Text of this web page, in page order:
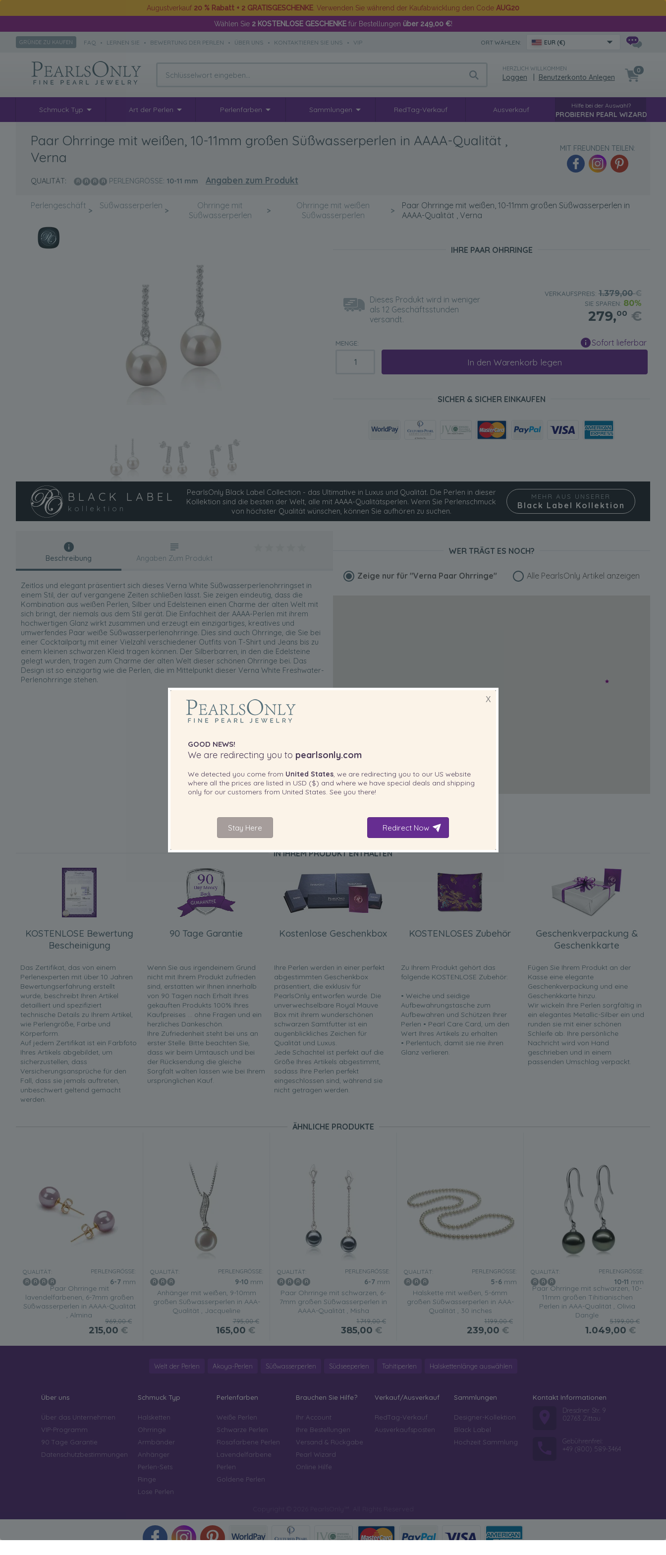
Augustverkauf 20 % Rabatt + 2 GRATISGESCHENKE . Verwenden Sie während der Kaufabwicklung den Code AUG20
Wählen Sie 2 KOSTENLOSE GESCHENKEfür Bestellungen über 249,00 €!
GRÜNDE ZU KAUFEN FAQ • LERNEN SIE • BEWERTUNG DER PERLEN • ÜBER UNS • KONTAKTIEREN SIE UNS • VIP ORT WÄHLEN: EUR (€)
HERZLICH WILLKOMMEN
Loggen Benutzerkonto Anlegen
0
Schmuck Typ Art der Perlen Perlenfarben Sammlungen RedTag-Verkauf Ausverkauf Hilfe bei der Auswahl?
PROBIEREN PEARL WIZARD
Paar Ohrringe mit weißen, 10-11mm großen Süßwasserperlen in AAAA-Qualität ,
Verna
QUALITÄT: PERLENGRÖSSE: 10-11 mm Angaben zum Produkt
MIT FREUNDEN TEILEN:
Perlengeschäft > Süßwasserperlen >
Ohrringe mit
Süßwasserperlen
>
Ohrringe mit weißen
Süßwasserperlen
>
Paar Ohrringe mit weißen, 10-11mm großen Süßwasserperlen in
AAAA-Qualität , Verna
IHRE PAAR OHRRINGE
Dieses Produkt wird in weniger
als 12 Geschäftsstunden
versandt.
VERKAUFSPREIS:1.379,00€
SIE SPAREN: 80%
279,00 €
MENGE: Sofort lieferbar
In den Warenkorb legen
SICHER & SICHER EINKAUFEN
BLACK LABEL
kollektion
PearlsOnly Black Label Collection - das Ultimative in Luxus und Qualität. Die Perlen in dieser
Kollektion sind die besten der Welt, alle mit AAAA-Qualitätsperlen. Wenn Sie Perlenschmuck
von höchster Qualität wünschen, können Sie aufhören zu suchen.
MEHR AUS UNSERER
Black Label Kollektion
Beschreibung
Zeitlos und elegant präsentiert sich dieses Verna White Süßwasserperlenohrringset in
einem Stil, der auf vergangene Zeiten schließen lässt. Sie zeigen eindeutig, dass die
Kombination aus weißen Perlen, Silber und Edelsteinen einen Charme der alten Welt mit
sich bringt, der niemals aus dem Stil gerät. Die Einfachheit der AAAA-Perlen mit ihrem
hochwertigen Glanz wirkt zusammen und erzeugt ein einzigartiges, kreatives und
umwerfendes Paar weiße Süßwasserperlenohrringe. Dies sind auch Ohrringe, die Sie bei
einer Cocktailparty mit einer Vielzahl verschiedener Outfits von T-Shirt und Jeans bis zu
einem kleinen schwarzen Kleid tragen können. Der Silberbarren, in den die Edelsteine
gelegt wurden, tragen zum Charme der alten Welt dieser schönen Ohrringe bei. Das
Design ist so einzigartig wie die Perlen, die im Mittelpunkt dieser Verna White Freshwater-
Perlenohrringe stehen.
Angaben Zum Produkt
WER TRÄGT ES NOCH?
Zeige nur für"Verna Paar Ohrringe" Alle PearlsOnly Artikel anzeigen
IN IHREM PRODUKT ENTHALTEN
KOSTENLOSE Bewertung
Bescheinigung
Das Zertifikat, das von einem
Perlenexperten mit über 10 Jahren
Bewertungserfahrung erstellt
wurde, beschreibt Ihren Artikel
detailliert und spezifiziert
technische Details zu Ihrem Artikel,
wie Perlengröße, Farbe und
Körperform.
Auf jedem Zertifikat ist ein Farbfoto
Ihres Artikels abgebildet, um
sicherzustellen, dass
Versicherungsansprüche für den
Fall, dass sie jemals auftreten,
unbeschwert geltend gemacht
werden.
90 Tage Garantie
Wenn Sie aus irgendeinem Grund
nicht mit Ihrem Produkt zufrieden
sind, erstatten wir Ihnen innerhalb
von 90 Tagen nach Erhalt Ihres
gekauften Produkts 100% Ihres
Kaufpreises ... ohne Fragen und ein
herzliches Dankeschön.
Ihre Zufriedenheit steht bei uns an
erster Stelle. Bitte beachten Sie,
dass wir beim Umtausch und bei
der Rücksendung die gleiche
Sorgfalt walten lassen wie bei Ihrem
ursprünglichen Kauf.
Kostenlose Geschenkbox
Ihre Perlen werden in einer perfekt
abgestimmten Geschenkbox
präsentiert, die exklusiv für
PearlsOnly entworfen wurde. Die
unverwechselbare Royal Mauve
Box mit ihrem wunderschönen
schwarzen Samtfutter ist ein
augenblickliches Zeichen für
Qualität und Luxus.
Jede Schachtel ist perfekt auf die
Größe Ihres Artikels abgestimmt,
sodass Ihre Perlen perfekt
eingeschlossen sind, während sie
nicht getragen werden.
KOSTENLOSES Zubehör
Zu Ihrem Produkt gehört das
folgende KOSTENLOSE Zubehör:
• Weiche und seidige
Aufbewahrungstasche zum
Aufbewahren und Schützen Ihrer
Perlen • Pearl Care Card, um den
Wert Ihres Artikels zu erhalten
• Perlentuch, damit sie nie ihren
Glanz verlieren.
Geschenkverpackung &
Geschenkkarte
Fügen Sie Ihrem Produkt an der
Kasse eine elegante
Geschenkverpackung und eine
Geschenkkarte hinzu.
Wir wickeln Ihre Perlen sorgfältig in
ein elegantes Metallic-Silber ein und
runden sie mit einer schönen
Schleife ab. Ihre persönliche
Nachricht wird von Hand
geschrieben und in einem
passenden Umschlag verpackt.
ÄHNLICHE PRODUKTE
QUALITÄT: PERLENGRÖSSE:
6-7 mm
Paar Ohrringe mit
lavendelfarbenen, 6-7mm großen
Süßwasserperlen in AAAA-Qualität
, Almina
969,00 €
215,00 €
QUALITÄT: PERLENGRÖSSE:
9-10mm
Anhänger mit weißen, 9-10mm
großen Süßwasserperlen in AAA-
Qualität , Jacqueline
795,00 €
165,00 €
QUALITÄT: PERLENGRÖSSE:
6-7 mm
Paar Ohrringe mit schwarzen, 6-
7mm großen Süßwasserperlen in
AAAA-Qualität , Misha
1.749,00 €
385,00 €
QUALITÄT: PERLENGRÖSSE:
5-6mm
Halskette mit weißen, 5-6mm
großen Süßwasserperlen in AAA-
Qualität , 30 inches
1.199,00 €
239,00 €
QUALITÄT: PERLENGRÖSSE:
10-11 mm
Paar Ohrringe mit schwarzen, 10-
11mm großen Tihitianischen
Perlen in AAA-Qualität , Olivia
Dangle
5.199,00 €
1.049,00 €
Welt der Perlen Akoya-Perlen Süßwasserperlen Südseeperlen Tahitiperlen Halskettenlänge auswählen
Über uns
Über das Unternehmen
VIP-Programm
90 Tage Garantie
Datenschutzbestimmungen
Schmuck Typ
Halsketten
Ohrringe
Armbänder
Anhänger
Perlen-Sets
Ringe
Lose Perlen
Perlenfarben
Weiße Perlen
Schwarze Perlen
Rosafarbene Perlen
Lavendelfarbene
Perlen
Goldene Perlen
Brauchen Sie Hilfe?
Ihr Account
Ihre Bestellungen
Versand & Rückgabe
Pearl Wizard
Online Hilfe
Verkauf/Ausverkauf
RedTag-Verkauf
Ausverkaufsposten
Sammlungen
Designer-Kollektion
Black Label
Hochzeit Sammlung
Kontakt Informationen
Dresdner Str. 9
02763 Zittau
Gebührenfrei:
+49 (800) 589-3464
X
GOOD NEWS!
We are redirecting you to pearlsonly.com
We detected you come from United States, we are redirecting you to our US website
where all the prices are listed in USD ($) and where we have special deals and shipping
only for our customers from United States. See you there!
Stay Here Redirect Now